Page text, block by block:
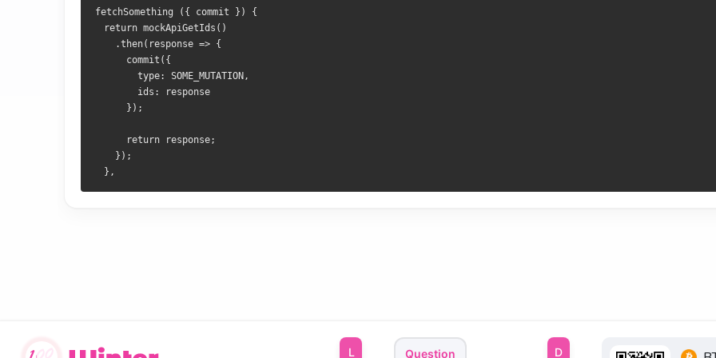
fetchSomething ({ commit }) {
  return mockApiGetIds()
    .then(response => {
      commit({
        type: SOME_MUTATION,
        ids: response
      });
      return response;
    });
  },
Question